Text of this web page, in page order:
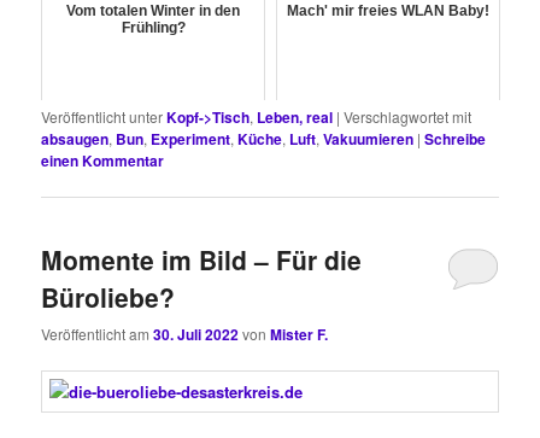
Vom totalen Winter in den
Frühling?
Mach' mir freies WLAN Baby!
Veröffentlicht unterKopf->Tisch, Leben, real |Verschlagwortet mit
absaugen, Bun, Experiment,Küche, Luft,Vakuumieren |Schreibe
einen Kommentar
Momente im Bild – Für die
Büroliebe?
Veröffentlicht am30. Juli 2022vonMister F.